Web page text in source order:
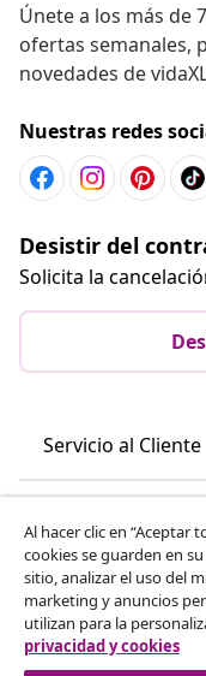
Únete a los más de
ofertas semanales,
novedades de
Nuestras redes
Desistir del
Solicita la
Servicio al Cliente
vidaXL
Descubre mas
Al hacer clic en “Aceptar
cookies se guarden en
sitio, analizar el uso del
marketing y anuncios
utilizan para la
privacidad y cookies